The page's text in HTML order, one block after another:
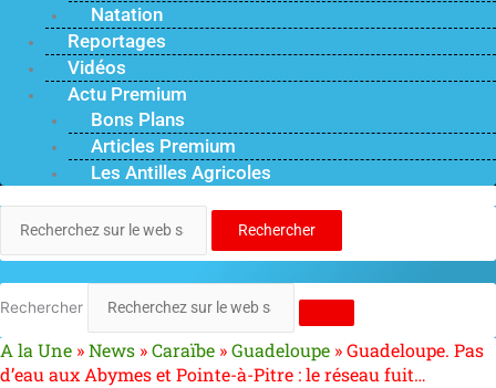
Natation
Reportages
Vidéos
Actu Premium
Bons Plans
Articles Premium
Les Antilles Agricoles
Rechercher
Rechercher
A la Une »News »Caraïbe »Guadeloupe »Guadeloupe. Pas
d’eau aux Abymes et Pointe-à-Pitre : le réseau fuit…